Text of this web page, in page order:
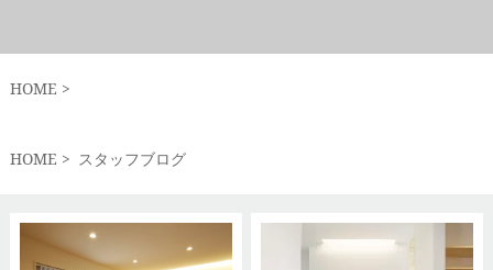
HOME
HOME スタッフブログ